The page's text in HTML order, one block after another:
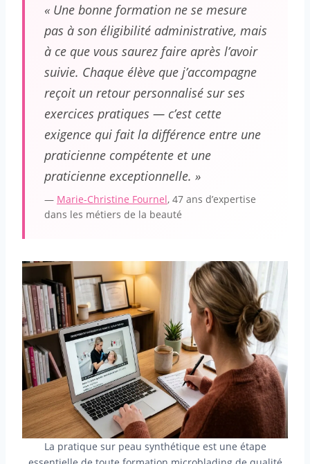
« Une bonne formation ne se mesure
pas à son éligibilité administrative, mais
à ce que vous saurez faire après l’avoir
suivie. Chaque élève que j’accompagne
reçoit un retour personnalisé sur ses
exercices pratiques — c’est cette
exigence qui fait la différence entre une
praticienne compétente et une
praticienne exceptionnelle. »
— Marie-Christine Fournel, 47 ans d’expertise
dans les métiers de la beauté
La pratique sur peau synthétique est une étape